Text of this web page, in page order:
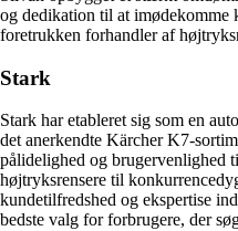
og dedikation til at imødekomme
foretrukken forhandler af
Stark
Stark har etableret sig som en
det anerkendte Kärcher K7-
pålidelighed og brugervenlighed
højtryksrensere til
kundetilfredshed og ekspertise
bedste valg for forbrugere, der